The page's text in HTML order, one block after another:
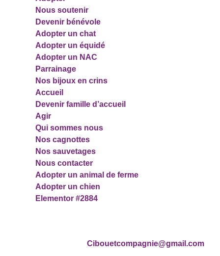
Nous soutenir
Devenir bénévole
Adopter un chat
Adopter un équidé
Adopter un NAC
Parrainage
Nos bijoux en crins
Accueil
Devenir famille d’accueil
Agir
Qui sommes nous
Nos cagnottes
Nos sauvetages
Nous contacter
Adopter un animal de ferme
Adopter un chien
Elementor #2884
Cibouetcompagnie@gmail.com